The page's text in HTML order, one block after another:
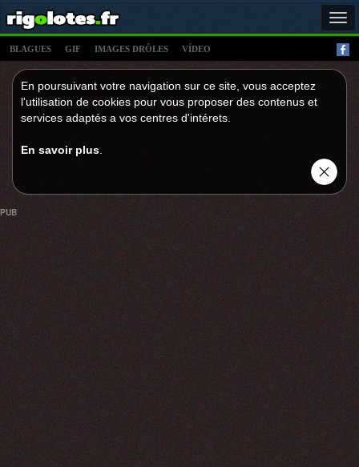
BLAGUES GIF IMAGES DRÔLES VÍDEO
En poursuivant votre navigation sur ce site, vous acceptez
l'utilisation de cookies pour vous proposer des contenus et
services adaptés a vos centres d'intérets.
En savoir plus
PUB